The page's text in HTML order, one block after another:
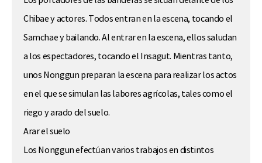
Chibae y actores. Todos entran en la escena, tocando el
Samchae y bailando. Al entrar en la escena, ellos saludan
a los espectadores, tocando el Insagut. Mientras tanto,
unos Nonggun preparan la escena para realizar los actos
en el que se simulan las labores agrícolas, tales como el
riego y arado del suelo.
Arar el suelo
Los Nonggun efectúan varios trabajos en distintos